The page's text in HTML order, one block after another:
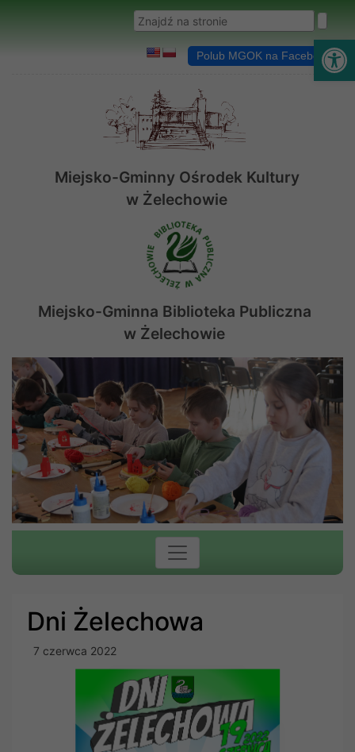
Wyszukaj w serwisie
Polub MGOK na Facebooku
Miejsko-Gminny Ośrodek Kultury
w Żelechowie
Miejsko-Gminna Biblioteka Publiczna
w Żelechowie
Dni Żelechowa
7 czerwca 2022